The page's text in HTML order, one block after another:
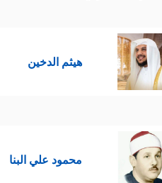
هيثم الدخين
محمود علي البنا